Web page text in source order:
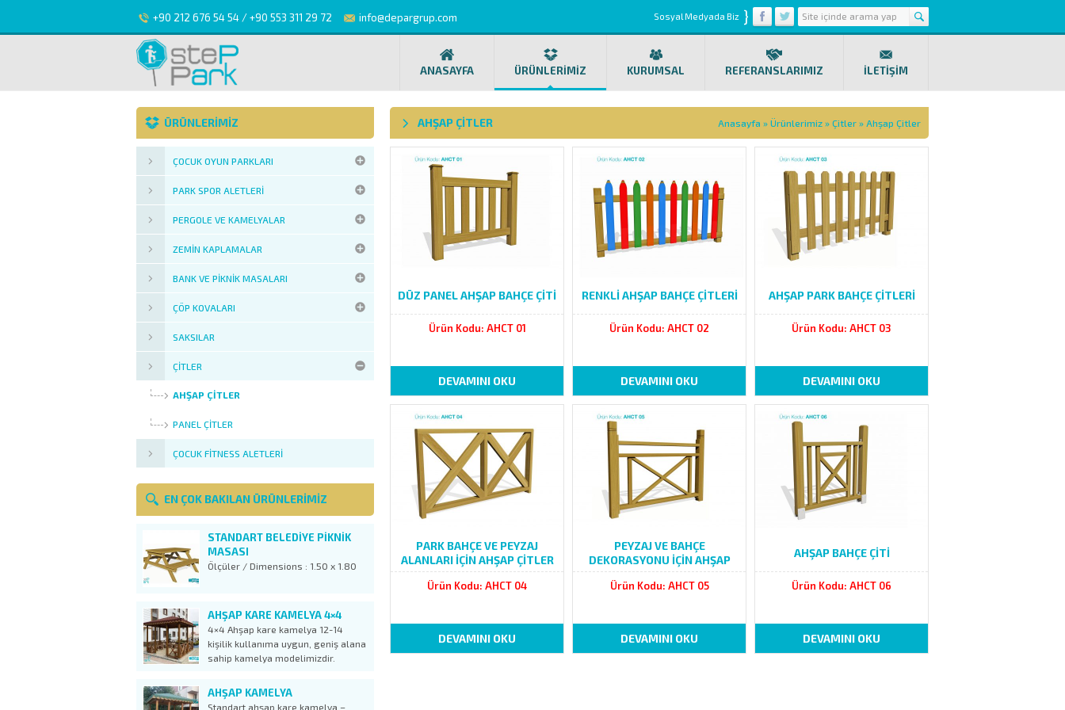
+90 212 676 54 54 / +90 553 311 29 72 info@depargrup.com Sosyal Medyada Biz }
ANASAYFA ÜRÜNLERİMİZ KURUMSAL REFERANSLARIMIZ İLETİŞİM
AHŞAP ÇITLER Anasayfa » Ürünlerimiz » Çitler » Ahşap Çitler
DÜZ PANEL AHŞAP BAHÇE ÇİTİ
Ürün Kodu: AHCT 01
DEVAMINI OKU
RENKLİ AHŞAP BAHÇE ÇİTLERİ
Ürün Kodu: AHCT 02
DEVAMINI OKU
AHŞAP PARK BAHÇE ÇİTLERİ
Ürün Kodu: AHCT 03
DEVAMINI OKU
PARK BAHÇE VE PEYZAJ
ALANLARI İÇİN AHŞAP ÇİTLER
Ürün Kodu: AHCT 04
DEVAMINI OKU
PEYZAJ VE BAHÇE
DEKORASYONU İÇİN AHŞAP
Ürün Kodu: AHCT 05
DEVAMINI OKU
AHŞAP BAHÇE ÇİTİ
Ürün Kodu: AHCT 06
DEVAMINI OKU
ÜRÜNLERİMİZ
ÇOCUK OYUN PARKLARI
PARK SPOR ALETLERI
PERGOLE VE KAMELYALAR
ZEMIN KAPLAMALAR
BANK VE PIKNIK MASALARI
ÇÖP KOVALARI
SAKSILAR
ÇITLER
AHŞAP ÇITLER
PANEL ÇITLER
ÇOCUK FITNESS ALETLERI
EN ÇOK BAKILAN ÜRÜNLERİMİZ
STANDART BELEDİYE PİKNİK
MASASI
Ölçüler / Dimensions : 1.50 x 1.80
AHŞAP KARE KAMELYA 4×4
4×4 Ahşap kare kamelya 12-14
kişilik kullanıma uygun, geniş alana
sahip kamelya modelimizdir.
ürünlerimiz olan KM 01 kamelya
modelinden 1 metrekare daha geniş
AHŞAP KAMELYA
Standart ahşap kare kamelya –